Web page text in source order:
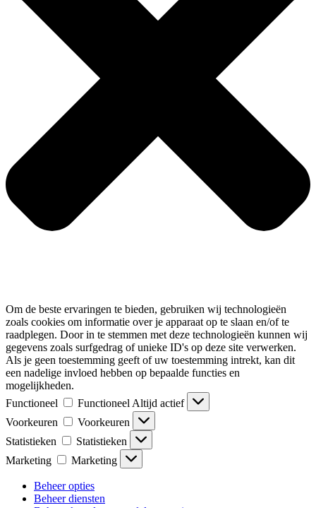
Om de beste ervaringen te bieden, gebruiken wij technologieën
zoals cookies om informatie over je apparaat op te slaan en/of te
raadplegen. Door in te stemmen met deze technologieën kunnen wij
gegevens zoals surfgedrag of unieke ID's op deze site verwerken.
Als je geen toestemming geeft of uw toestemming intrekt, kan dit
een nadelige invloed hebben op bepaalde functies en
mogelijkheden.
Functioneel
Functioneel Altijd actief
Voorkeuren
Voorkeuren
Statistieken
Statistieken
Marketing
Marketing
Beheer opties
Beheer diensten